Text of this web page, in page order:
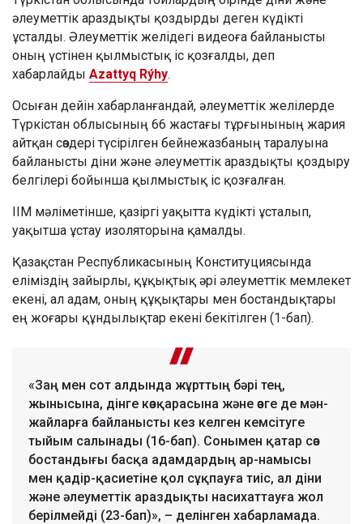
әлеуметтік араздықты қоздырды деген күдікті
ұсталды. Әлеуметтік желідегі видеоға байланысты
оның үстінен қылмыстық іс қозғалды, деп
хабарлайды Azattyq Rýhy.
Осыған дейін хабарланғандай, әлеуметтік желілерде
Түркістан облысының 66 жастағы тұрғынының жария
айтқан сөздері түсірілген бейнежазбаның таралуына
байланысты діни және әлеуметтік араздықты қоздыру
белгілері бойынша қылмыстық іс қозғалған.
ІІМ мәліметінше, қазіргі уақытта күдікті ұсталып,
уақытша ұстау изоляторына қамалды.
Қазақстан Республикасының Конституциясында
еліміздің зайырлы, құқықтық әрі әлеуметтік мемлекет
екені, ал адам, оның құқықтары мен бостандықтары
ең жоғары құндылықтар екені бекітілген (1-бап).
«Заң мен сот алдында жұрттың бәрі тең,
жынысына, дінге көзқарасына және өзге де мән-
жайларға байланысты кез келген кемсітуге
тыйым салынады (16-бап). Сонымен қатар сөз
бостандығы басқа адамдардың ар-намысы
мен қадір-қасиетіне қол сұқпауға тиіс, ал діни
және әлеуметтік араздықты насихаттауға жол
берілмейді (23-бап)», – делінген хабарламада.